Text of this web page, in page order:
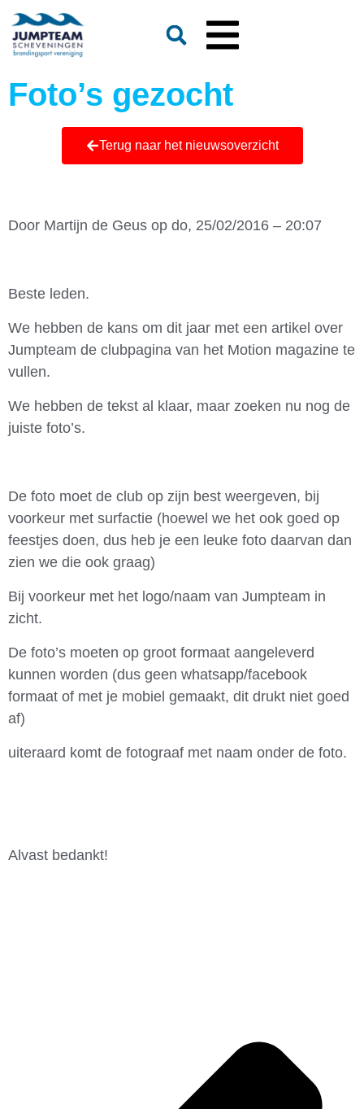
Foto’s gezocht
Terug naar het nieuwsoverzicht
Door Martijn de Geus op do, 25/02/2016 – 20:07
Beste leden.
We hebben de kans om dit jaar met een artikel over
Jumpteam de clubpagina van het Motion magazine te
vullen.
We hebben de tekst al klaar, maar zoeken nu nog de
juiste foto’s.
De foto moet de club op zijn best weergeven, bij
voorkeur met surfactie (hoewel we het ook goed op
feestjes doen, dus heb je een leuke foto daarvan dan
zien we die ook graag)
Bij voorkeur met het logo/naam van Jumpteam in
zicht.
De foto’s moeten op groot formaat aangeleverd
kunnen worden (dus geen whatsapp/facebook
formaat of met je mobiel gemaakt, dit drukt niet goed
af)
uiteraard komt de fotograaf met naam onder de foto.
Alvast bedankt!